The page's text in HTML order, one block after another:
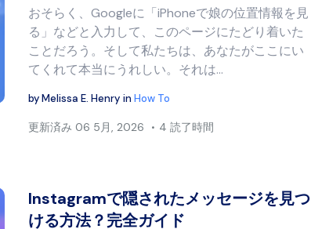
記事を共有する
おそらく、Googleに「iPhoneで娘の位置情報を見
る」などと入力して、このページにたどり着いた
ことだろう。そして私たちは、あなたがここにい
てくれて本当にうれしい。それは...
byMelissa E. Henry inHow To
更新済み 06 5月, 2026 4 読了時間
Instagramで隠されたメッセージを見つ
ける方法？完全ガイド